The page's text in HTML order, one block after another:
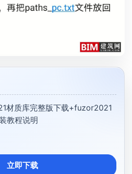
材质库完整版下载+fuzor2021
教程说明
立即下载